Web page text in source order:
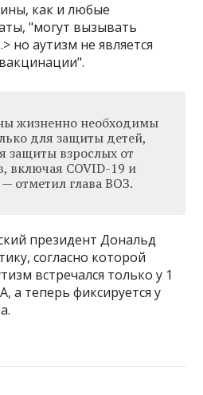
как и любые
"могут вызывать
но аутизм не является
жизненно необходимы
для защиты детей,
защиты взрослых от
включая COVID-19 и
отметил глава ВОЗ.
президент Дональд
согласно которой
встречался только у 1
а теперь фиксируется у